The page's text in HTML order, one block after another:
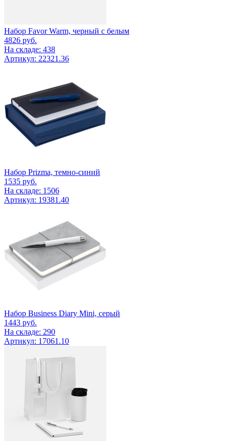
Набор Favor Warm, черный с белым
4826 руб.
На складе: 438
Артикул: 22321.36
Набор Prizma, темно-синий
1535 руб.
На складе: 1506
Артикул: 19381.40
Набор Business Diary Mini, серый
1443 руб.
На складе: 290
Артикул: 17061.10